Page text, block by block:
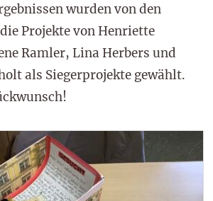
wurden von den
Projekte von Henriette
Ramler, Lina Herbers und
als Siegerprojekte gewählt.